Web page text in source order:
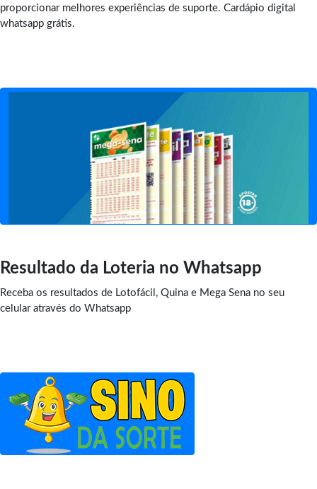
proporcionar melhores experiências de suporte. Cardápio digital
whatsapp grátis.
Resultado da Loteria no Whatsapp
Receba os resultados de Lotofácil, Quina e Mega Sena no seu
celular através do Whatsapp